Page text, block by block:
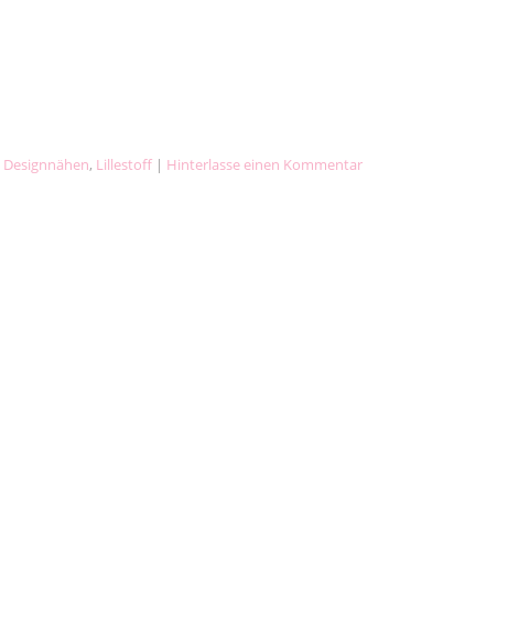
Designnähen, Lillestoff | Hinterlasse einen Kommentar